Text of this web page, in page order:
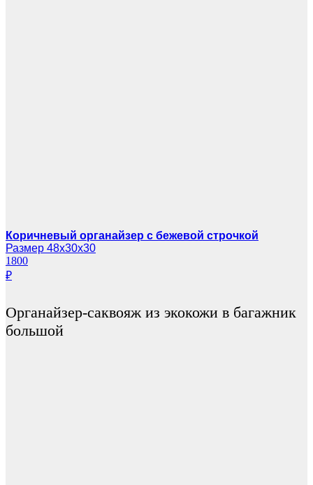
Коричневый органайзер с бежевой строчкой
Размер 48х30х30
1800
₽
Органайзер-саквояж из экокожи в багажник
большой